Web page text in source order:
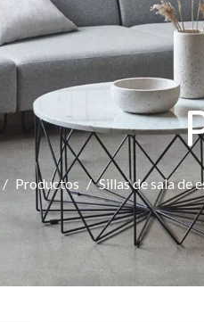
/ Productos / Sillas de sala de